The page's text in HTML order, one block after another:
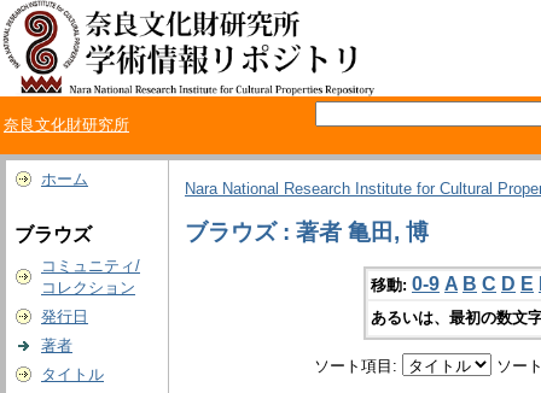
奈良文化財研究所
ホーム
ブラウズ
コミュニティ/
コレクション
発行日
著者
タイトル
Nara National Research Institute for Cultural
ブラウズ : 著者 亀田, 博
移動: 0-9 A B C D E
あるいは、最初の数文
ソート項目: ソー